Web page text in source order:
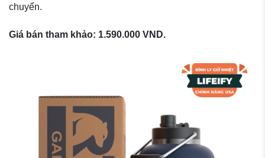
chuyển.
Giá bán tham khảo: 1.590.000 VND.